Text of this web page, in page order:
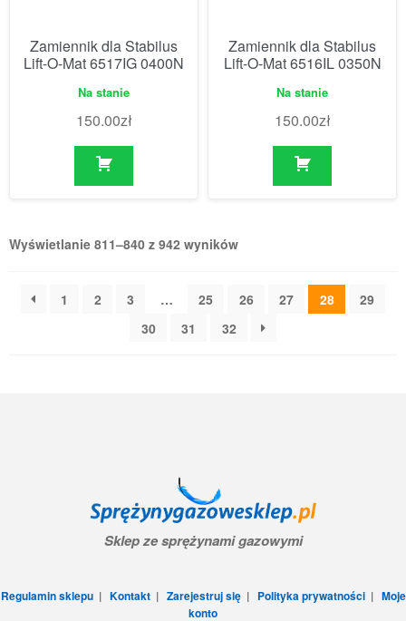
Zamiennik dla Stabilus
Lift-O-Mat 6517IG 0400N
Na stanie
150.00zł
Zamiennik dla Stabilus
Lift-O-Mat 6516IL 0350N
Na stanie
150.00zł
Wyświetlanie 811–840 z 942 wyników
1 2 3 … 25 26 27 28
29
30
31 32
Sklep ze sprężynami gazowymi
Regulamin sklepu| Kontakt| Zarejestruj się| Polityka prywatności| Moje
konto